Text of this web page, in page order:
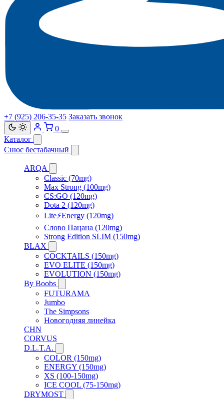
+7 (925) 206‑35‑35 Заказать звонок
0
Каталог
Снюс бестабачный
ARQA
Classic (70mg)
Max Strong (100mg)
CS:GO (120mg)
Dota 2 (120mg)
Lite⚡Energy (120mg)
Слово Пацана (120mg)
Strong Edition SLIM (150mg)
BLAX
COCKTAILS (150mg)
EVO ELITE (150mg)
EVOLUTION (150mg)
By Boobs
FUTURAMA
Jumbo
The Simpsons
Новогодняя линейка
CHN
CORVUS
D.L.T.A.
COLOR (150mg)
ENERGY (150mg)
XS (100-150mg)
ICE COOL (75-150mg)
DRYMOST